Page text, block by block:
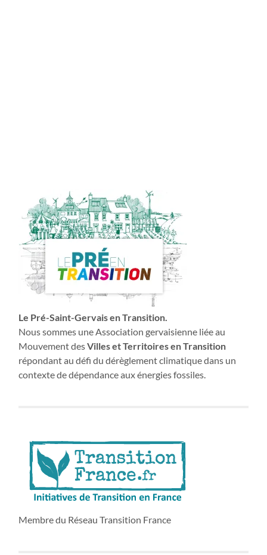
Le Pré-Saint-Gervais en Transition.
Nous sommes une Association gervaisienne liée au
Mouvement desVilles et Territoires en Transition
répondant au défi du dérèglement climatique dans un
contexte de dépendance aux énergies fossiles.
Membre du Réseau Transition France